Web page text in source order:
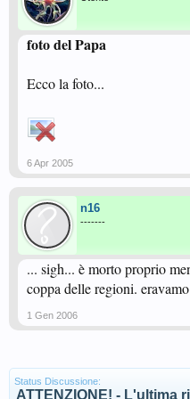
foto del Papa
Ecco la foto...
6 Apr 2005
n16
-------
... sigh... è morto proprio
coppa delle regioni.
1 Gen 2006
Status Discussione:
ATTENZIONE! - L'ultima